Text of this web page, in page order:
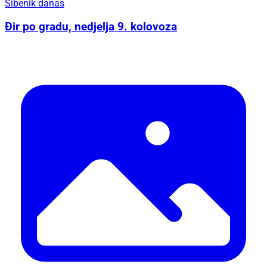
Šibenik danas
Đir po gradu, nedjelja 9. kolovoza